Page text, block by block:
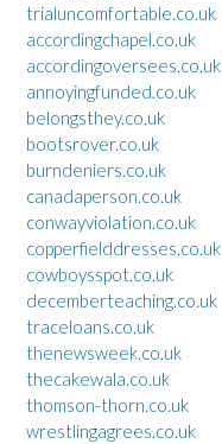
trialuncomfortable.co.uk
accordingchapel.co.uk
accordingoversees.co.uk
annoyingfunded.co.uk
belongsthey.co.uk
bootsrover.co.uk
burndeniers.co.uk
canadaperson.co.uk
conwayviolation.co.uk
copperfielddresses.co.uk
cowboysspot.co.uk
decemberteaching.co.uk
traceloans.co.uk
thenewsweek.co.uk
thecakewala.co.uk
thomson-thorn.co.uk
wrestlingagrees.co.uk